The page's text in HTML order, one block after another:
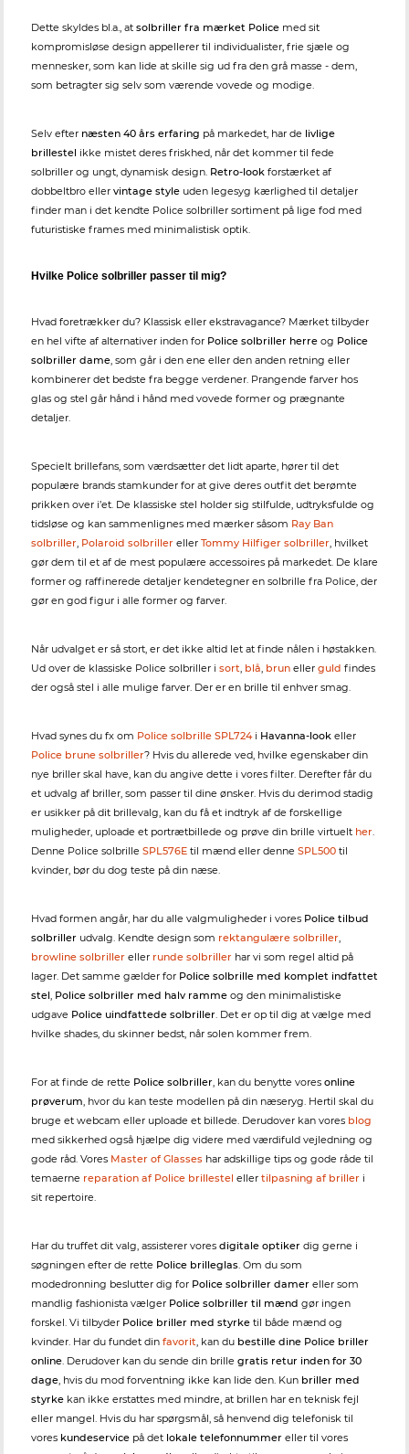
Dette skyldes bl.a., at solbriller fra mærket Police med sit
kompromisløse design appellerer til individualister, frie sjæle og
mennesker, som kan lide at skille sig ud fra den grå masse - dem,
som betragter sig selv som værende vovede og modige.
Selv efter næsten 40 års erfaring på markedet, har de livlige
brillestel ikke mistet deres friskhed, når det kommer til fede
solbriller og ungt, dynamisk design. Retro-look forstærket af
dobbeltbro eller vintage style uden legesyg kærlighed til detaljer
finder man i det kendte Police solbriller sortiment på lige fod med
futuristiske frames med minimalistisk optik.
Hvilke Police solbriller passer til mig?
Hvad foretrækker du? Klassisk eller ekstravagance? Mærket tilbyder
en hel vifte af alternativer inden for Police solbriller herre og Police
solbriller dame, som går i den ene eller den anden retning eller
kombinerer det bedste fra begge verdener. Prangende farver hos
glas og stel går hånd i hånd med vovede former og prægnante
detaljer.
Specielt brillefans, som værdsætter det lidt aparte, hører til det
populære brands stamkunder for at give deres outfit det berømte
prikken over i’et. De klassiske stel holder sig stilfulde, udtryksfulde og
tidsløse og kan sammenlignes med mærker såsom Ray Ban
solbriller, Polaroid solbriller eller Tommy Hilfiger solbriller, hvilket
gør dem til et af de mest populære accessoires på markedet. De klare
former og raffinerede detaljer kendetegner en solbrille fra Police, der
gør en god figur i alle former og farver.
Når udvalget er så stort, er det ikke altid let at finde nålen i høstakken.
Ud over de klassiske Police solbriller i sort, blå, brun eller guld findes
der også stel i alle mulige farver. Der er en brille til enhver smag.
Hvad synes du fx om Police solbrille SPL724i Havanna-look eller
Police brune solbriller? Hvis du allerede ved, hvilke egenskaber din
nye briller skal have, kan du angive dette i vores filter. Derefter får du
et udvalg af briller, som passer til dine ønsker. Hvis du derimod stadig
er usikker på dit brillevalg, kan du få et indtryk af de forskellige
muligheder, uploade et portrætbillede og prøve din brille virtuelt her.
Denne Police solbrille SPL576E til mænd eller denne SPL500 til
kvinder, bør du dog teste på din næse.
Hvad formen angår, har du alle valgmuligheder i vores Police tilbud
solbriller udvalg. Kendte design som rektangulære solbriller,
browline solbriller eller runde solbriller har vi som regel altid på
lager. Det samme gælder for Police solbrille med komplet indfattet
stel, Police solbriller med halv ramme og den minimalistiske
udgave Police uindfattede solbriller. Det er op til dig at vælge med
hvilke shades, du skinner bedst, når solen kommer frem.
For at finde de rette Police solbriller, kan du benytte vores online
prøverum, hvor du kan teste modellen på din næseryg. Hertil skal du
bruge et webcam eller uploade et billede. Derudover kan vores blog
med sikkerhed også hjælpe dig videre med værdifuld vejledning og
gode råd. Vores Master of Glasses har adskillige tips og gode råde til
temaerne reparation af Police brillestel eller tilpasning af briller i
sit repertoire.
Har du truffet dit valg, assisterer vores digitale optiker dig gerne i
søgningen efter de rette Police brilleglas. Om du som
modedronning beslutter dig for Police solbriller damer eller som
mandlig fashionista vælger Police solbriller til mænd gør ingen
forskel. Vi tilbyder Police briller med styrke til både mænd og
kvinder. Har du fundet din favorit, kan du bestille dine Police briller
online. Derudover kan du sende din brille gratis retur inden for 30
dage, hvis du mod forventning ikke kan lide den. Kun briller med
styrke kan ikke erstattes med mindre, at brillen har en teknisk fejl
eller mangel. Hvis du har spørgsmål, så henvend dig telefonisk til
vores kundeservice på det lokale telefonnummer eller til vores